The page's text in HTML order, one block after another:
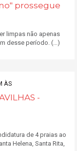
prossegue
limpas não apenas
desse período. (...)
-
de 4 praias ao
Helena, Santa Rita,